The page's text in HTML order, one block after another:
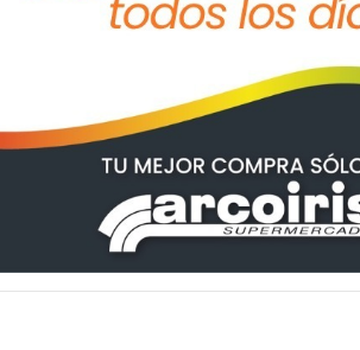
por las calles.
FIGHIERA